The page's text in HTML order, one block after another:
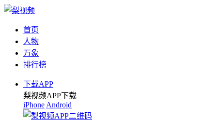
首页
人物
万象
排行榜
下载APP
梨视频APP下载
iPhone Android